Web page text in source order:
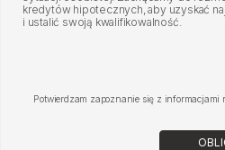
kredytów hipotecznych, aby uzyskać
i ustalić swoją kwalifikowalność.
Potwierdzam zapoznanie się z informacjami